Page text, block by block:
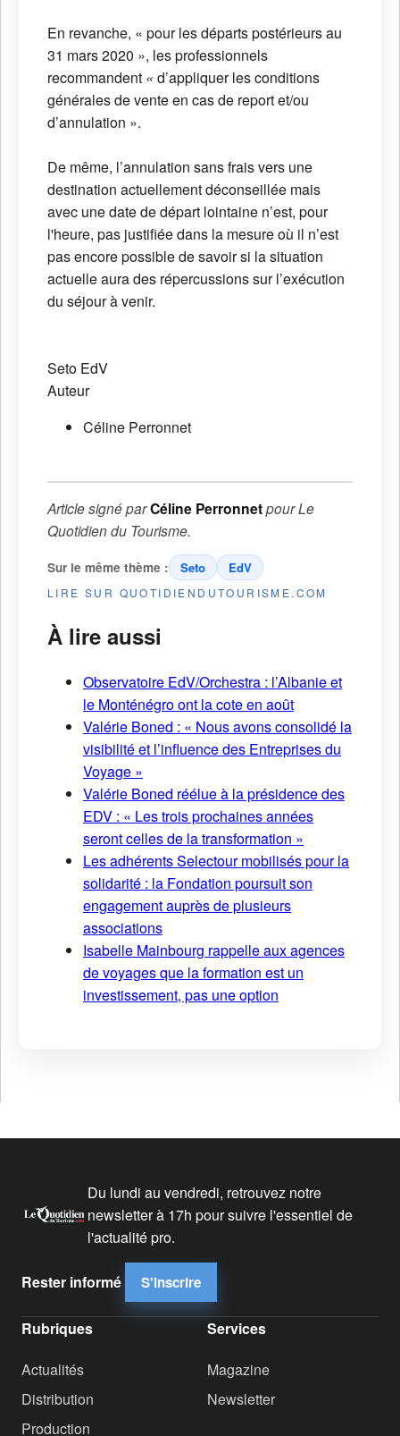
En revanche, « pour les départs postérieurs au
31 mars 2020 », les professionnels
recommandent « d’appliquer les conditions
générales de vente en cas de report et/ou
d’annulation ».
De même, l’annulation sans frais vers une
destination actuellement déconseillée mais
avec une date de départ lointaine n’est, pour
l'heure, pas justifiée dans la mesure où il n’est
pas encore possible de savoir si la situation
actuelle aura des répercussions sur l’exécution
du séjour à venir.
Seto EdV
Auteur
Céline Perronnet
Article signé parCéline PerronnetpourLe
Quotidien du Tourisme.
Sur le même thème : Seto EdV
LIRE SUR QUOTIDIENDUTOURISME.COM
À lire aussi
Observatoire EdV/Orchestra : l’Albanie et
le Monténégro ont la cote en août
Valérie Boned : « Nous avons consolidé la
visibilité et l’influence des Entreprises du
Voyage »
Valérie Boned réélue à la présidence des
EDV : « Les trois prochaines années
seront celles de la transformation »
Les adhérents Selectour mobilisés pour la
solidarité : la Fondation poursuit son
engagement auprès de plusieurs
associations
Isabelle Mainbourg rappelle aux agences
de voyages que la formation est un
investissement, pas une option
Du lundi au vendredi, retrouvez notre
newsletter à 17h pour suivre l'essentiel de
l'actualité pro.
Rester informé S'inscrire
Rubriques
Actualités
Distribution
Production
Services
Magazine
Newsletter